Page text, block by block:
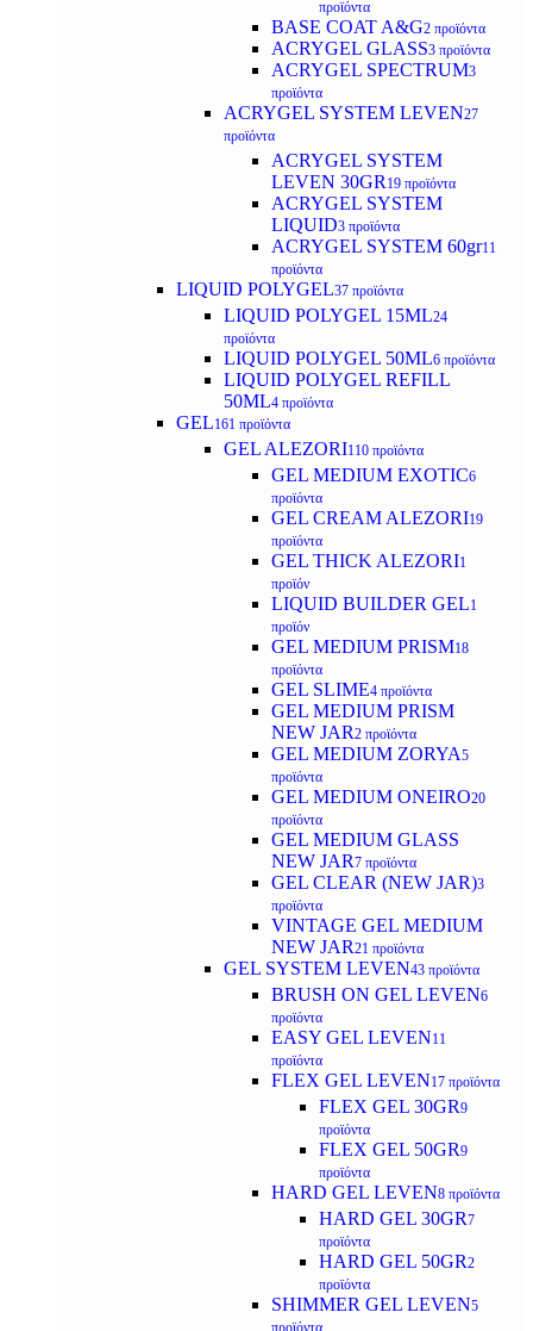
προϊόντα
BASE COAT A&G2 προϊόντα
ACRYGEL GLASS3 προϊόντα
ACRYGEL SPECTRUM3
προϊόντα
ACRYGEL SYSTEM LEVEN27
προϊόντα
ACRYGEL SYSTEM
LEVEN 30GR 19 προϊόντα
ACRYGEL SYSTEM
LIQUID3 προϊόντα
ACRYGEL SYSTEM 60gr11
προϊόντα
LIQUID POLYGEL37 προϊόντα
LIQUID POLYGEL 15ML24
προϊόντα
LIQUID POLYGEL 50ML6 προϊόντα
LIQUID POLYGEL REFILL
50ML4 προϊόντα
GEL161 προϊόντα
GEL ALEZORI110 προϊόντα
GEL MEDIUM EXOTIC6
προϊόντα
GEL CREAM ALEZORI19
προϊόντα
GEL THICK ALEZORI1
προϊόν
LIQUID BUILDER GEL1
προϊόν
GEL MEDIUM PRISM18
προϊόντα
GEL SLIME4 προϊόντα
GEL MEDIUM PRISM
NEW JAR2 προϊόντα
GEL MEDIUM ZORYA5
προϊόντα
GEL MEDIUM ONEIRO20
προϊόντα
GEL MEDIUM GLASS
NEW JAR7 προϊόντα
GEL CLEAR (NEW JAR)3
προϊόντα
VINTAGE GEL MEDIUM
NEW JAR21 προϊόντα
GEL SYSTEM LEVEN43 προϊόντα
BRUSH ON GEL LEVEN6
προϊόντα
EASY GEL LEVEN11
προϊόντα
FLEX GEL LEVEN17 προϊόντα
FLEX GEL 30GR9
προϊόντα
FLEX GEL 50GR9
προϊόντα
HARD GEL LEVEN8 προϊόντα
HARD GEL 30GR7
προϊόντα
HARD GEL 50GR2
προϊόντα
SHIMMER GEL LEVEN5
προϊόντα